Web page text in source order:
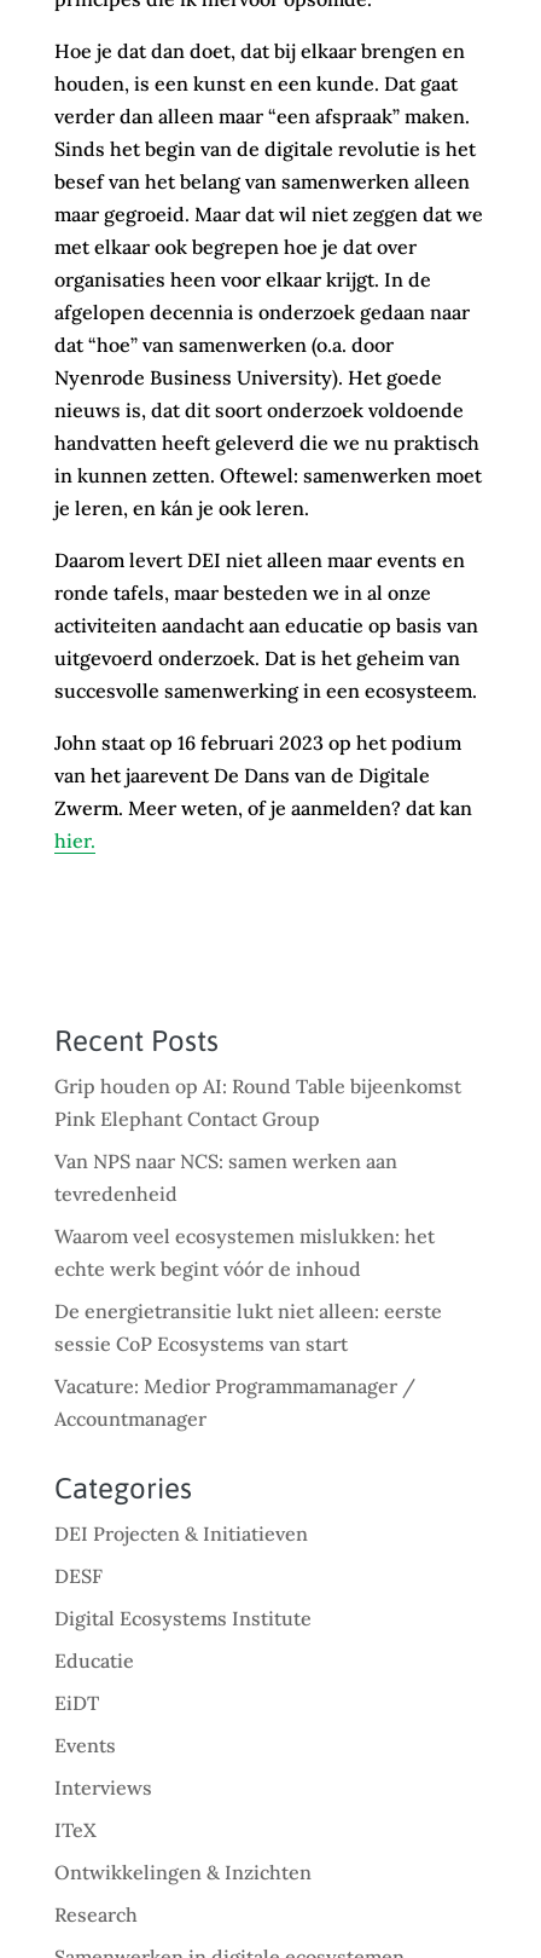
Hoe je dat dan doet, dat bij elkaar brengen en
houden, is een kunst en een kunde. Dat gaat
verder dan alleen maar “een afspraak” maken.
Sinds het begin van de digitale revolutie is het
besef van het belang van samenwerken alleen
maar gegroeid. Maar dat wil niet zeggen dat we
met elkaar ook begrepen hoe je dat over
organisaties heen voor elkaar krijgt. In de
afgelopen decennia is onderzoek gedaan naar
dat “hoe” van samenwerken (o.a. door
Nyenrode Business University). Het goede
nieuws is, dat dit soort onderzoek voldoende
handvatten heeft geleverd die we nu praktisch
in kunnen zetten. Oftewel: samenwerken moet
je leren, en kán je ook leren.
Daarom levert DEI niet alleen maar events en
ronde tafels, maar besteden we in al onze
activiteiten aandacht aan educatie op basis van
uitgevoerd onderzoek. Dat is het geheim van
succesvolle samenwerking in een ecosysteem.
John staat op 16 februari 2023 op het podium
van het jaarevent De Dans van de Digitale
Zwerm. Meer weten, of je aanmelden? dat kan
hier.
Recent Posts
Grip houden op AI: Round Table bijeenkomst
Pink Elephant Contact Group
Van NPS naar NCS: samen werken aan
tevredenheid
Waarom veel ecosystemen mislukken: het
echte werk begint vóór de inhoud
De energietransitie lukt niet alleen: eerste
sessie CoP Ecosystems van start
Vacature: Medior Programmamanager /
Accountmanager
Categories
DEI Projecten & Initiatieven
DESF
Digital Ecosystems Institute
Educatie
EiDT
Events
Interviews
ITeX
Ontwikkelingen & Inzichten
Research